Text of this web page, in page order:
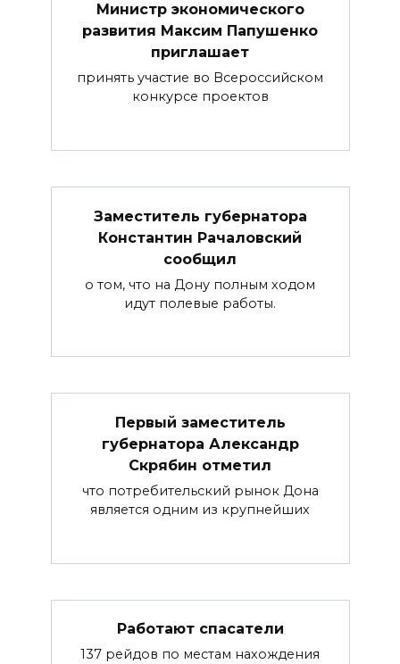
Министр экономического
развития Максим Папушенко
приглашает
принять участие во Всероссийском
конкурсе проектов
Заместитель губернатора
Константин Рачаловский
сообщил
о том, что на Дону полным ходом
идут полевые работы.
Первый заместитель
губернатора Александр
Скрябин отметил
что потребительский рынок Дона
является одним из крупнейших
Работают спасатели
137 рейдов по местам нахождения